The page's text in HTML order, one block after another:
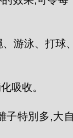
游泳、打球
吸收。
子特別多,大